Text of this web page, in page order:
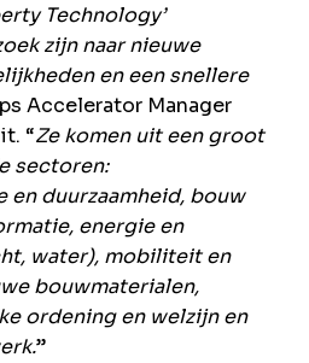
Technology’
zijn naar nieuwe
en een snellere
Accelerator Manager
“Ze komen uit een groot
sectoren:
duurzaamheid, bouw
energie en
water), mobiliteit en
bouwmaterialen,
ordening en welzijn en
”